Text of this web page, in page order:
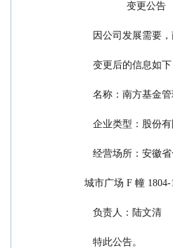
                变更公告
因公司发展需
变更后的信息如下
名称：南方基
企业类型：股
经营场所：安
城市广场 F 幢 1804-
    负责人：陆文清
    特此公告。